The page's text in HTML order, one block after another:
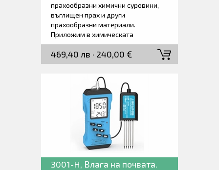
прахообразни химични суровини,
въглищен прах и други
прахообразни материали.
Приложим в химическата
промишленост, селското
стопанство, строителството и други
индустрии. Обхват на измерване от
транспортна чанта, заедно с
ръководство за работа.
469,40 лв · 240,00 €
3001-H, Влага на почвата.